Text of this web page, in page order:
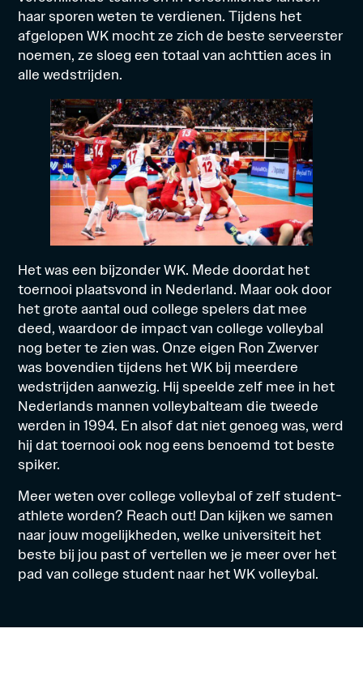
haar sporen weten te verdienen. Tijdens het
afgelopen WK mocht ze zich de beste serveerster
noemen, ze sloeg een totaal van achttien aces in
alle wedstrijden.
Het was een bijzonder WK. Mede doordat het
toernooi plaatsvond in Nederland. Maar ook door
het grote aantal oud college spelers dat mee
deed, waardoor de impact van college volleybal
nog beter te zien was. Onze eigen Ron Zwerver
was bovendien tijdens het WK bij meerdere
wedstrijden aanwezig. Hij speelde zelf mee in het
Nederlands mannen volleybalteam die tweede
werden in 1994. En alsof dat niet genoeg was, werd
hij dat toernooi ook nog eens benoemd tot beste
spiker.
Meer weten over college volleybal of zelf student-
athlete worden? Reach out! Dan kijken we samen
naar jouw mogelijkheden, welke universiteit het
beste bij jou past of vertellen we je meer over het
pad van college student naar het WK volleybal.